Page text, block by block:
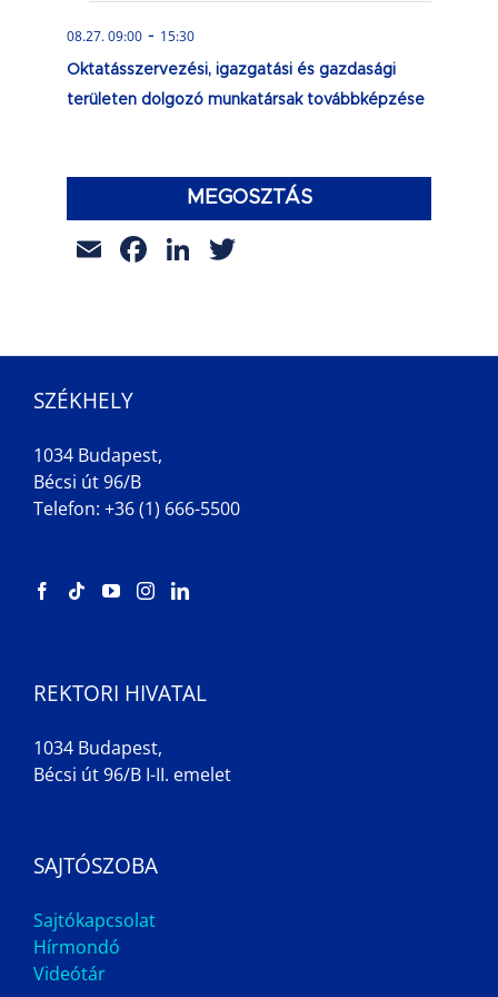
08.27. 09:00 - 15:30
Oktatásszervezési, igazgatási és gazdasági
területen dolgozó munkatársak továbbképzése
MEGOSZTÁS
EmailFacebook
LinkedIn
SZÉKHELY
1034 Budapest,
Bécsi út 96/B
Telefon: +36 (1) 666-5500
REKTORI HIVATAL
1034 Budapest,
Bécsi út 96/B I-II. emelet
SAJTÓSZOBA
Sajtókapcsolat
Hírmondó
Videótár